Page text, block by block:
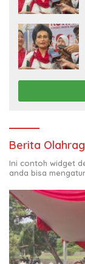
Berita
Ini contoh widget
anda bisa